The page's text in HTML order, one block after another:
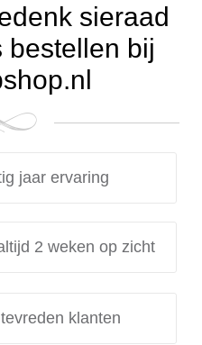
sieraad
bestellen bij
jaar ervaring
2 weken op zicht
klanten